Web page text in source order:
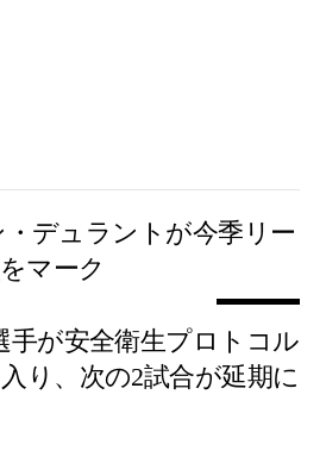
デュラントが今季リー
マーク
手が安全衛生プロトコル
入り、次の2試合が延期に